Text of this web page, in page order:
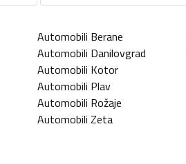
Automobili Berane
Automobili Danilovgrad
Automobili Kotor
Automobili Plav
Automobili Rožaje
Automobili Zeta